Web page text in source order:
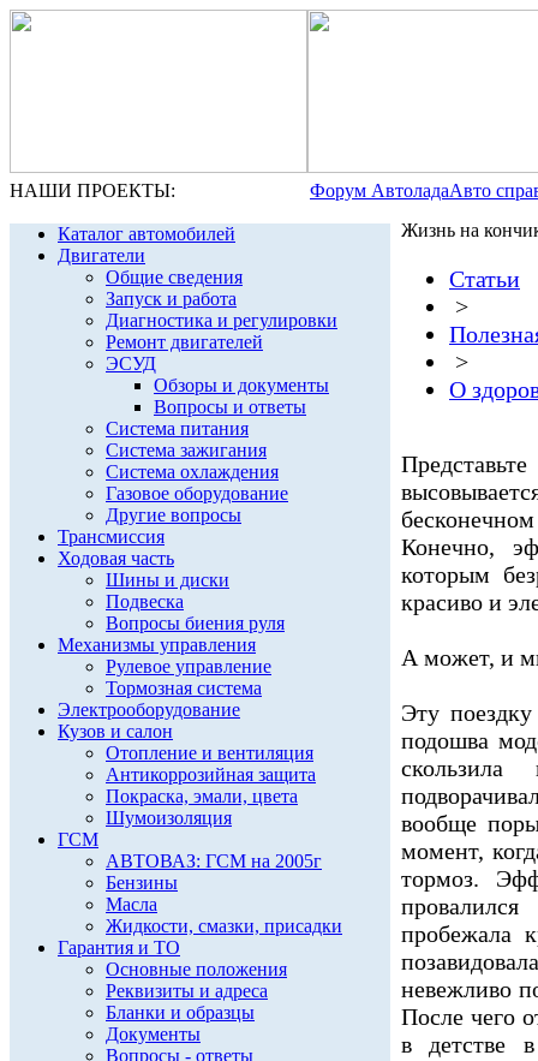
НАШИ ПРОЕКТЫ: Форум АвтоладаАвто
Каталог автомобилей
Двигатели
Общие сведения
Запуск и работа
Диагностика и регулировки
Ремонт двигателей
ЭСУД
Обзоры и документы
Вопросы и ответы
Система питания
Система зажигания
Система охлаждения
Газовое оборудование
Другие вопросы
Трансмиссия
Ходовая часть
Шины и диски
Подвеска
Вопросы биения руля
Механизмы управления
Рулевое управление
Тормозная система
Электрооборудование
Кузов и салон
Отопление и вентиляция
Антикоррозийная защита
Покраска, эмали, цвета
Шумоизоляция
ГСМ
АВТОВАЗ: ГСМ на 2005г
Бензины
Масла
Жидкости, смазки, присадки
Гарантия и ТО
Основные положения
Реквизиты и адреса
Бланки и образцы
Документы
Вопросы - ответы
Жизнь на
Статьи
>
>
О
Конечно,
которым
красиво и
А может, и
Эту
подошва
вообще
момент,
тормоз.
пробежала
невежливо
После чего
в детстве